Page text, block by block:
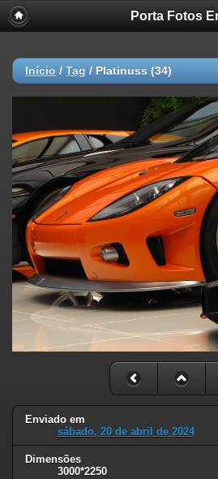
Porta Fotos
Início / Tag / Platinuss (34)
Enviado em
sábado, 20 de abril de 2024
Dimensões
3000*2250